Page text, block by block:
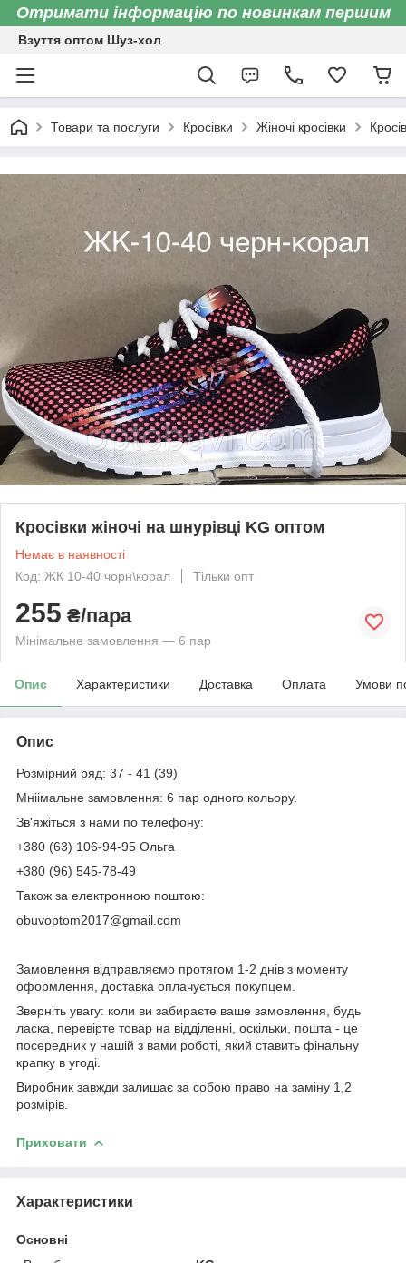
Отримати інформацію по новинкам першим
Взуття оптом Шуз-хол
Товари та послуги Кросівки Жіночі кросівки
Кросівки жіночі на шнурівці KG оптом
Немає в наявності
Код: ЖК 10-40 чорн\корал
Тільки опт
255 ₴/пара
Мінімальне замовлення — 6 пар
Опис Характеристики Доставка Оплата Умови
Опис
Розмірний ряд: 37 - 41 (39)
Мніімальне замовлення: 6 пар одного кольору.
Зв'яжіться з нами по телефону:
+380 (63) 106-94-95 Ольга
+380 (96) 545-78-49
Також за електронною поштою:
obuvoptom2017@gmail.com
Замовлення відправляємо протягом 1-2 днів з моменту
оформлення, доставка оплачується покупцем.
Зверніть увагу: коли ви забираєте ваше замовлення, будь
ласка, перевірте товар на відділенні, оскільки, пошта - це
посередник у нашій з вами роботі, який ставить фінальну
крапку в угоді.
Виробник завжди залишає за собою право на заміну 1,2
розмірів.
Приховати
Характеристики
Основні